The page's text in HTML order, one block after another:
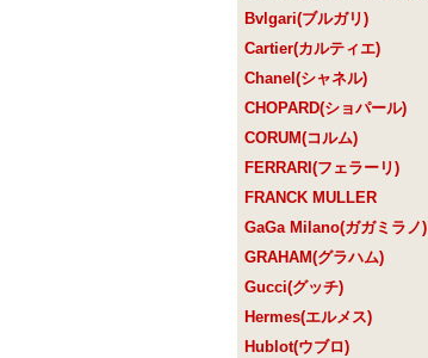
Bvlgari(ブルガリ)
Cartier(カルティエ)
Chanel(シャネル)
CHOPARD(ショパール)
CORUM(コルム)
FERRARI(フェラーリ)
FRANCK MULLER
GaGa Milano(ガガミラノ)
GRAHAM(グラハム)
Gucci(グッチ)
Hermes(エルメス)
Hublot(ウブロ)